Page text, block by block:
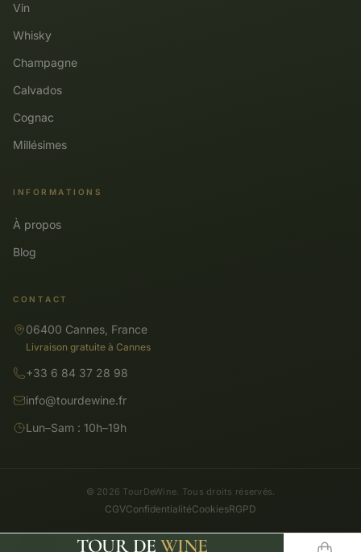
Vin
Whisky
Champagne
Calvados
Cognac
Millésimes
INFORMATIONS
À propos
Blog
CONTACT
06400 Cannes, France
Livraison gratuite à Cannes
+33 6 84 37 28 98
info@tourdewine.fr
Lun–Sam : 10h–19h
© 2026 TourDeWine. Tous droits réservés.
CGVConfidentialitéCookiesRGPD
TOUR DE WINE